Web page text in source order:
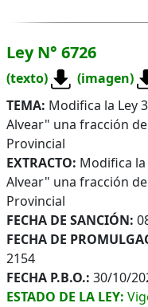
Ley N° 6726
(texto) (imagen)
TEMA: Modifica la Ley
Alvear" una fracción
Provincial
EXTRACTO: Modifica la
Alvear" una fracción
Provincial
FECHA DE SANCIÓN:
FECHA DE
2154
FECHA P.B.O.: 30/10/
ESTADO DE LA LEY: